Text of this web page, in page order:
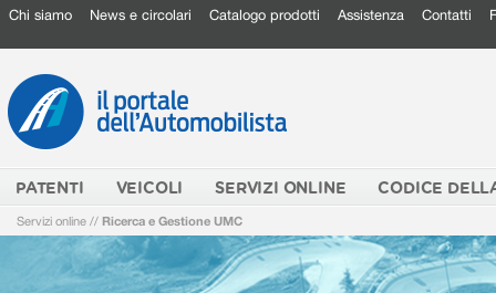
Chi siamo News e circolari Catalogo prodotti Assistenza Contatti
PATENTI VEICOLI SERVIZI ONLINE CODICE
Servizi online // Ricerca e Gestione UMC